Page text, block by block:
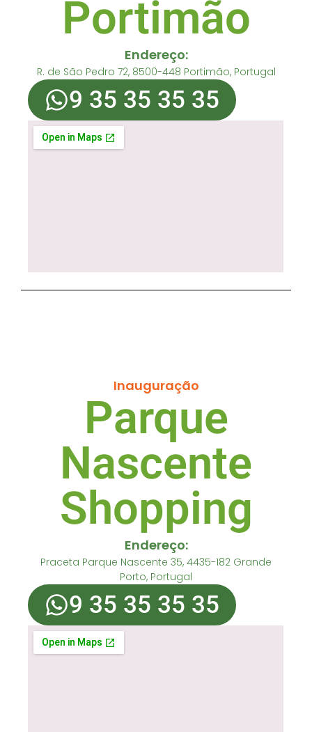
Portimão
Endereço:
R. de São Pedro 72, 8500-448 Portimão, Portugal
9 35 35 35 35
Inauguração
Parque
Nascente
Shopping
Endereço:
Praceta Parque Nascente 35, 4435-182 Grande
Porto, Portugal
9 35 35 35 35